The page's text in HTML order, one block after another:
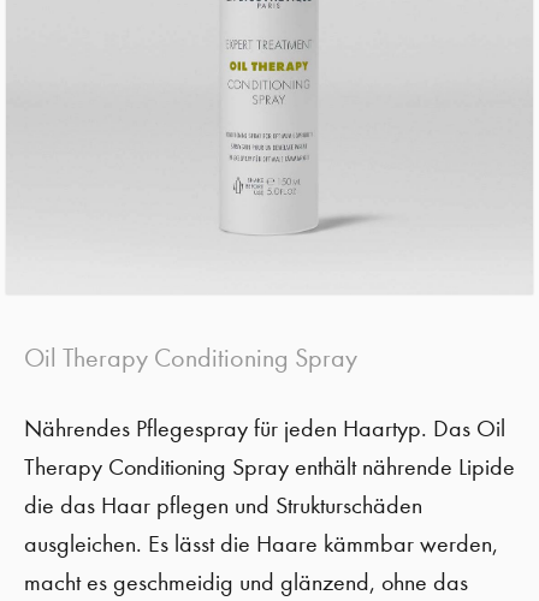
Oil Therapy Conditioning Spray
Nährendes Pflegespray für jeden Haartyp. Das Oil
Therapy Conditioning Spray enthält nährende Lipide
die das Haar pflegen und Strukturschäden
ausgleichen. Es lässt die Haare kämmbar werden,
macht es geschmeidig und glänzend, ohne das